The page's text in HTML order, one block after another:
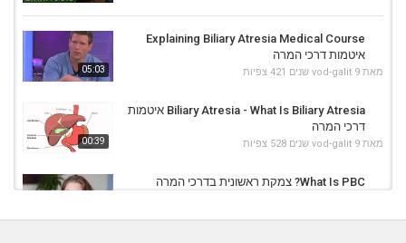
05:03
Explaining Biliary Atresia Medical Course
איטמות דרכי המרה
מאת vod-galit 9 שנים 421 צפיות
00:39
Biliary Atresia - What Is Biliary Atresia איטמות
דרכי המרה
מאת vod-galit 9 שנים 528 צפיות
What Is PBC? צמקת ראשונית בדרכי המרה